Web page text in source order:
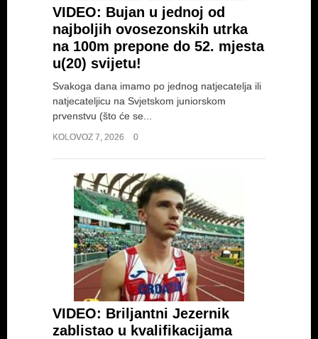
VIDEO: Bujan u jednoj od
najboljih ovosezonskih utrka
na 100m prepone do 52. mjesta
u(20) svijetu!
Svakoga dana imamo po jednog natjecatelja ili
natjecateljicu na Svjetskom juniorskom
prvenstvu (što će se...
KOLOVOZ 7, 2026 0
VIDEO: Briljantni Jezernik
zablistao u kvalifikacijama